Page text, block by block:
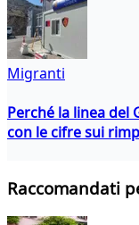
Migranti
Perché la linea del
con le cifre sui
Raccomandati